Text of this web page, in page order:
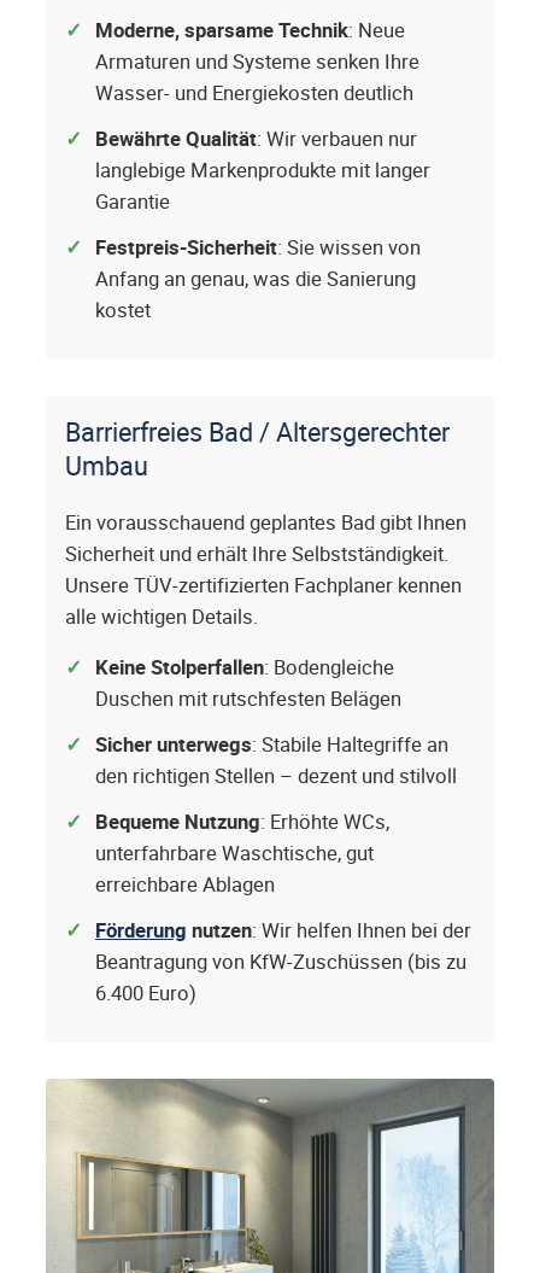
Moderne, sparsame Technik: Neue
Armaturen und Systeme senken Ihre
Wasser- und Energiekosten deutlich
Bewährte Qualität: Wir verbauen nur
langlebige Markenprodukte mit langer
Garantie
Festpreis-Sicherheit: Sie wissen von
Anfang an genau, was die Sanierung
kostet
Barrierfreies Bad / Altersgerechter
Umbau
Ein vorausschauend geplantes Bad gibt Ihnen
Sicherheit und erhält Ihre Selbstständigkeit.
Unsere TÜV-zertifizierten Fachplaner kennen
alle wichtigen Details.
Keine Stolperfallen: Bodengleiche
Duschen mit rutschfesten Belägen
Sicher unterwegs: Stabile Haltegriffe an
den richtigen Stellen – dezent und stilvoll
Bequeme Nutzung: Erhöhte WCs,
unterfahrbare Waschtische, gut
erreichbare Ablagen
Förderung nutzen: Wir helfen Ihnen bei der
Beantragung von KfW-Zuschüssen (bis zu
6.400 Euro)